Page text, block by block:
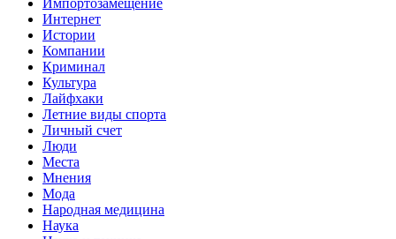
Импортозамещение
Интернет
Истории
Компании
Криминал
Культура
Лайфхаки
Летние виды спорта
Личный счет
Люди
Места
Мнения
Мода
Народная медицина
Наука